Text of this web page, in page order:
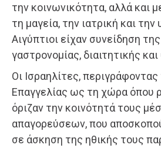
την κοινωνικότητα, αλλά και
τη μαγεία, την ιατρική και την
Αιγύπτιοι είχαν συνείδηση
γαστρονομίας, διαιτητικής
Οι Ισραηλίτες, περιγράφοντας
Επαγγελίας ως τη χώρα όπου
όριζαν την κοινότητά τους
απαγορεύσεων, που
σε άσκηση της ηθικής τους